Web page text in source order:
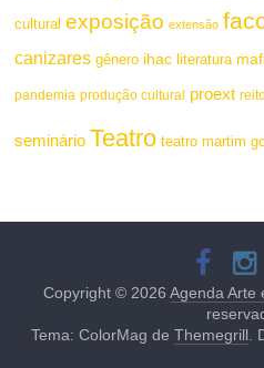
cultural exposição extensão
canizares gênero ihac literatura
pandemia produção cultural proext
seminário Teatro teatro martim
Copyright © 2026Agenda Arte
Tema: ColorMag deThemegrill